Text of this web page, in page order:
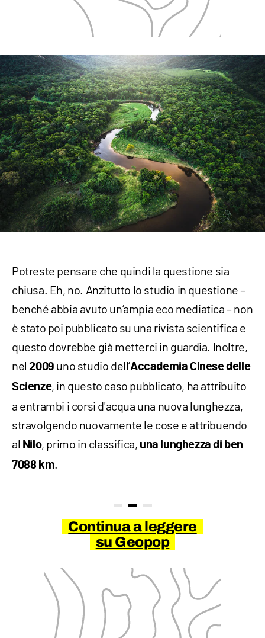
Potreste pensare che quindi la questione sia
chiusa. Eh, no. Anzitutto lo studio in questione –
benché abbia avuto un’ampia eco mediatica – non
è stato poi pubblicato su una rivista scientifica e
questo dovrebbe già metterci in guardia. Inoltre,
nel2009 uno studio dell’Accademia Cinese delle
Scienze, in questo caso pubblicato, ha attribuito
a entrambi i corsi d'acqua una nuova lunghezza,
stravolgendo nuovamente le cose e attribuendo
al Nilo, primo in classifica, una lunghezza di ben
7088 km.
Continua a leggere
su Geopop